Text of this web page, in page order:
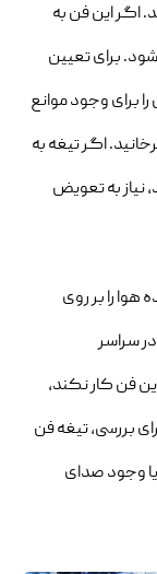
اگر این فن به
برای تعیین
برای وجود موانع
اگر تیغه به
نیاز به تعویض
هوا را بر روی
سراسر
فن کار نکند،
بررسی، تیغه فن
وجود صدای